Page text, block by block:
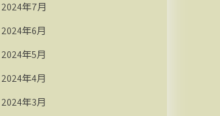
2024年7月
2024年6月
2024年5月
2024年4月
2024年3月